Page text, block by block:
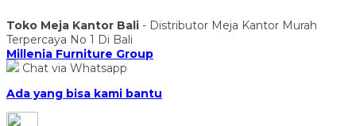
Toko Meja Kantor Bali - Distributor Meja Kantor Murah
Terpercaya No 1 Di Bali
Millenia Furniture Group
Chat via Whatsapp
Ada yang bisa kami bantu